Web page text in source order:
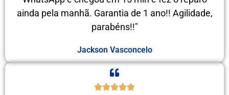
ainda pela manhã. Garantia de 1 ano!! Agilidade,
parabéns!!"
Jackson Vasconcelo